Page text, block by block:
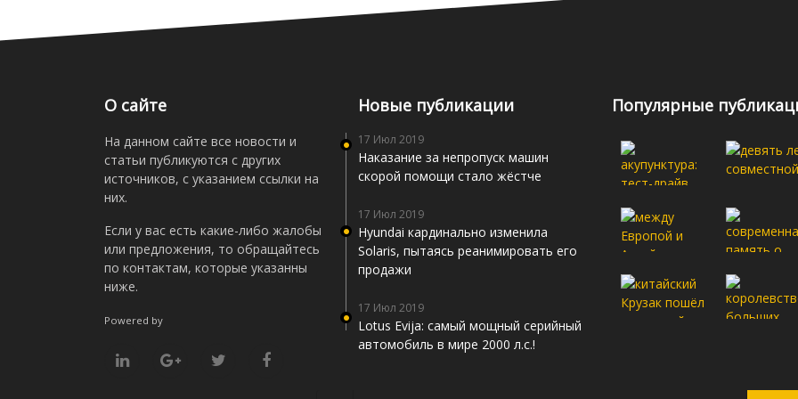
О сайте
На данном сайте все новости и
статьи публикуются с других
источников, с указанием ссылки на
них.
Если у вас есть какие-либо жалобы
или предложения, то обращайтесь
по контактам, которые указанны
ниже.
Powered by
Новые публикации
17 Июл 2019
Наказание за непропуск машин
скорой помощи стало жёстче
17 Июл 2019
Hyundai кардинально изменила
Solaris, пытаясь реанимировать его
продажи
17 Июл 2019
Lotus Evija: самый мощный серийный
автомобиль в мире 2000 л.с.!
Популярные